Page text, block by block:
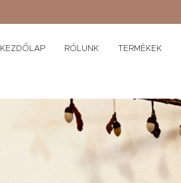
KEZDŐLAP RÓLUNK TERMÉKEK